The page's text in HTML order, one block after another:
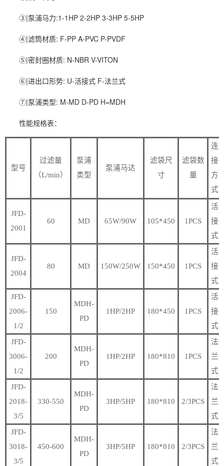
③|泵浦马力:1-1HP 2-2HP 3-3HP 5-5HP
④|滤筒材质: F-PP A-PVC P-PVDF
⑤|密封圈材质: N-NBR V-VITON
⑥|进出口形势: U-活接式 F-法兰式
⑦|泵浦类型: M-MD D-PD H=MDH
性能规格表：
型号
过滤量
（L/min）
泵浦
类型
泵浦马达
滤袋尺
寸
滤袋数
量
连
接
方
式
JFD-
2001
60 MD 65W/90W 105*450 1PCS
活
接
式
JFD-
2004
80 MD 150W/250W 150*450 1PCS
活
接
式
JFD-
2006-
1/2
150
MDH-
PD
1HP/2HP 180*450 1PCS
活
接
式
JFD-
3006-
1/2
200
MDH-
PD
1HP/2HP 180*810 1PCS
法
兰
式
JFD-
2018-
3/5
330-550
MDH-
PD
3HP/5HP 180*810 2/3PCS
法
兰
式
JFD-
3018-
3/5
450-600
MDH-
PD
3HP/5HP 180*810 2/3PCS
法
兰
式